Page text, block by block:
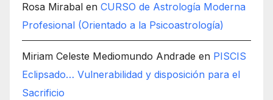
Rosa Mirabal en CURSO de Astrología Moderna
Profesional (Orientado a la Psicoastrología)
Miriam Celeste Mediomundo Andrade en PISCIS
Eclipsado… Vulnerabilidad y disposición para el
Sacrificio